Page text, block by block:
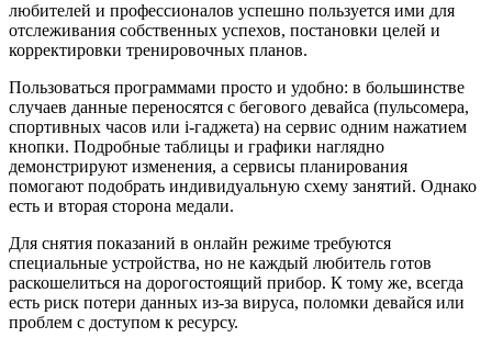
любителей и профессионалов успешно пользуется ими для
отслеживания собственных успехов, постановки целей и
корректировки тренировочных планов.
Пользоваться программами просто и удобно: в большинстве
случаев данные переносятся с бегового девайса (пульсомера,
спортивных часов или i-гаджета) на сервис одним нажатием
кнопки. Подробные таблицы и графики наглядно
демонстрируют изменения, а сервисы планирования
помогают подобрать индивидуальную схему занятий. Однако
есть и вторая сторона медали.
Для снятия показаний в онлайн режиме требуются
специальные устройства, но не каждый любитель готов
раскошелиться на дорогостоящий прибор. К тому же, всегда
есть риск потери данных из-за вируса, поломки девайся или
проблем с доступом к ресурсу.